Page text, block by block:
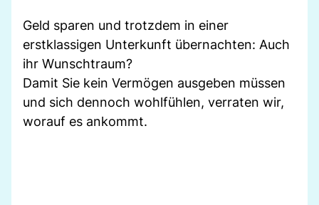
Geld sparen und trotzdem in einer
erstklassigen Unterkunft übernachten: Auch
ihr Wunschtraum?
Damit Sie kein Vermögen ausgeben müssen
und sich dennoch wohlfühlen, verraten wir,
worauf es ankommt.